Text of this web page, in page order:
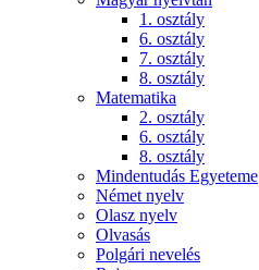
1. osztály
6. osztály
7. osztály
8. osztály
Matematika
2. osztály
6. osztály
8. osztály
Mindentudás Egyeteme
Német nyelv
Olasz nyelv
Olvasás
Polgári nevelés